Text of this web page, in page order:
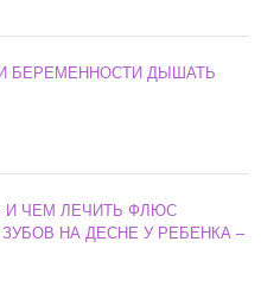
БЕРЕМЕННОСТИ ДЫШАТЬ
И ЧЕМ ЛЕЧИТЬ ФЛЮС
НА ДЕСНЕ У РЕБЕНКА –